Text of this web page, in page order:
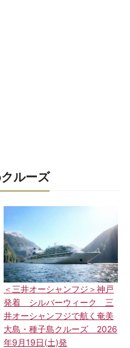
ルーズ
＜三井オーシャンフジ＞神戸
発着 シルバーウィーク 三
井オーシャンフジで航く奄美
大島・種子島クルーズ 2026
年9月19日(土)発